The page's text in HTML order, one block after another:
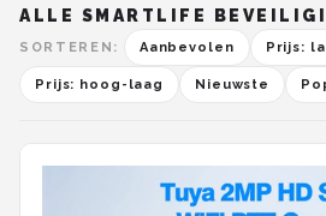
ALLE SMARTLIFE
SORTEREN: Aanbevolen Prijs:
Prijs: hoog-laag Nieuwste